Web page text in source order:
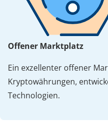
Offener Marktplatz
Ein exzellenter offener
Kryptowährungen,
Technologien.